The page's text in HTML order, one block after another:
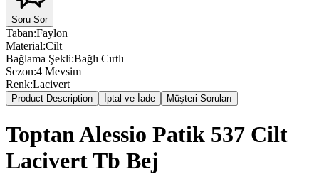
Soru Sor
Taban:Faylon
Material:Cilt
Bağlama Şekli:Bağlı Cırtlı
Sezon:4 Mevsim
Renk:Lacivert
Product Description İptal ve İade Müşteri Soruları
Toptan Alessio Patik 537 Cilt
Lacivert Tb Bej